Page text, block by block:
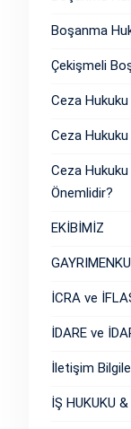
Boşanma
Çekişmeli
Ceza Hukuku
Ceza Hukuku
Ceza Hukuku
Önemlidir?
EKİBİMİZ
İCRA ve
İDARE ve
İletişim
İŞ HUKUKU